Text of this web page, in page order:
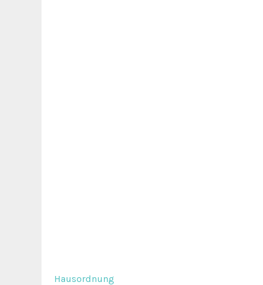
Hausordnung